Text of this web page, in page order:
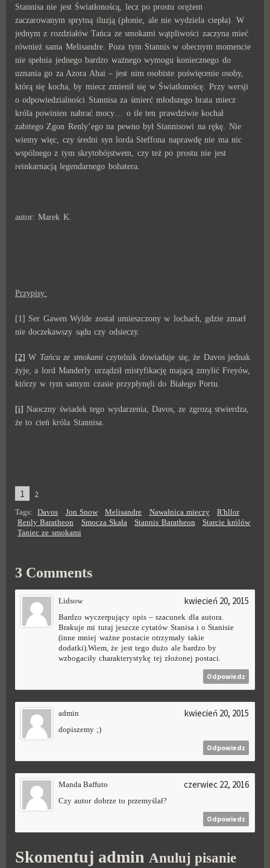
Stannisa nie jest Światłonoścą, lecz po prostu orężem
zaczarowanym sprytną iluzją (płonie, ale nie wydziela ciepła). W
jednym z rozdziałów Tańca ze smokami wątpliwości zaczyna mieć
również sama Melisandre. Poza tym Stannis w obecnym momencie
nie spełnia jednego bardzo ważnego wymogu koniecznego do
uznania go za Azora Ahai – jest nim osobiste poświęcenie osoby,
którą się kocha, by miecz zmienił się w Światłonoścę. Przy wersji
o odpowiedzialności Stannisa za śmierć młodszego brata miecz
króla powinien nabrać mocy… o ile ten prawdziwie kochał
zabitego Zgon Renly’ego na pewno był Stannisowi na rękę. Nie
wiemy więc, czy średni syn lorda Steffona naprawdę nie ma nic
wspólnego z tym skrytobójstwem, czy też po prostu nie jest
reinkarnacją legendarnego bohatera.
autor: Marek K.
Przypisy:
[1] Ser Gawen Wylde został umieszczony w lochach, gdzie zmarł
nie doczekawszy sądu czy odsieczy.
[2] W Tańcu ze smokamiczytelnik dowiaduje się, że Davos jednak
żyje, a lord Manderly urządził mistyfikację mającą zmylić Freyów,
którzy w tym samym czasie przypłynęli do Białego Portu.
[i] Naoczny świadek tego wydarzenia, Davos, ze zgrozą stwierdza,
że to cień króla Stannisa.
1 2
Tags: Davos Jon Snow Melisandre Nawałnica mieczy
R'hllor
Renly Baratheon
Smocza Skała Stannis Baratheon
Starcie królów
Taniec ze smokami
3 Comments
Lidsow kwiecień 20, 2015
Bardzo wyczerpujący opis – szacunek dla autora.
Brakuje mi tutaj jeszcze cytatów Stanisa i o Stanisie
(inne mniej ważne postacie otrzymały takie
dodatki).Wiem, że jest tego dużo ale bardzo by
wzbogaciły charakterystykę tej złożonej postaci.
Odpowiedz
admin kwiecień 20, 2015
dopiszemy ;)
Odpowiedz
Manda Baffuto czerwiec 22, 2016
Czy autor dobrze to przemyślał?
Odpowiedz
Skomentuj admin Anuluj pisanie